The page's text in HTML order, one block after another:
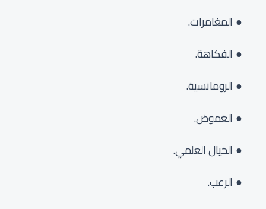
المغامرات.
الفكاهة.
الرومانسية.
الغموض.
الخيال العلمي.
الرعب.